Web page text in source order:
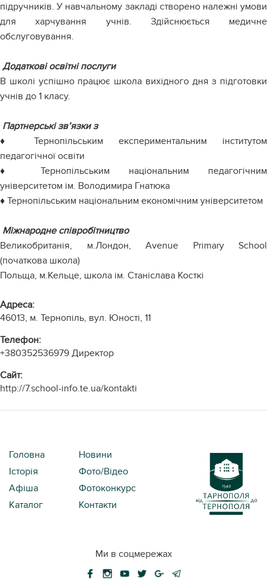
підручників. У навчальному закладі створено належні умови
для харчування учнів. Здійснюється медичне
обслуговування.
Додаткові освітні послуги
В школі успішно працює школа вихідного дня з підготовки
учнів до 1 класу.
Партнерські зв’язки з
♦ Тернопільським експериментальним інститутом
педагогічної освіти
♦ Тернопільським національним педагогічним
університетом ім. Володимира Гнатюка
♦ Тернопільським національним економічним університетом
Міжнародне співробітництво
Великобританія, м.Лондон, Avenue Primary School
(початкова школа)
Польща, м.Кельце, школа ім. Станіслава Косткі
Адреса:
46013, м. Тернопіль, вул. Юності, 11
Телефон:
+380352536979 Директор
Cайт:
http://7.school-info.te.ua/kontakti
Головна
Новини
Історія
Фото/Відео
Афіша
Фотоконкурс
Каталог
Контакти
Ми в соцмережах